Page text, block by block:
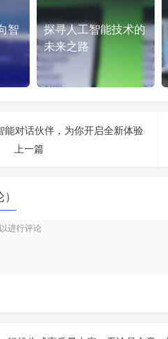
智
探寻人工智能技术的
未来之路
能对话伙伴，为你开启全新体验
上一篇